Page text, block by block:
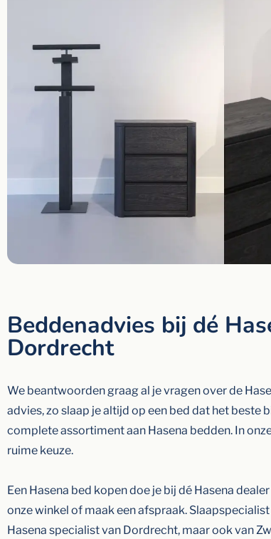
Beddenadvies bij dé
Dordrecht
We beantwoorden graag al je vragen over de
advies, zo slaap je altijd op een bed dat het beste
complete assortiment aan Hasena bedden. In
ruime keuze.
Een Hasena bed kopen doe je bij dé Hasena
onze winkel of maak een afspraak.
Hasena specialist van Dordrecht, maar ook van